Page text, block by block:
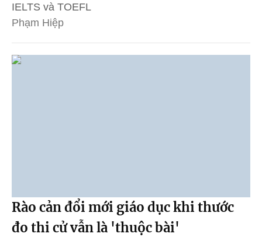
IELTS và TOEFL
Phạm Hiệp
Rào cản đổi mới giáo dục khi thước
đo thi cử vẫn là 'thuộc bài'